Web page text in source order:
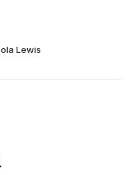
Lewis